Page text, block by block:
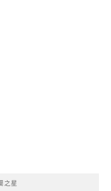
之星